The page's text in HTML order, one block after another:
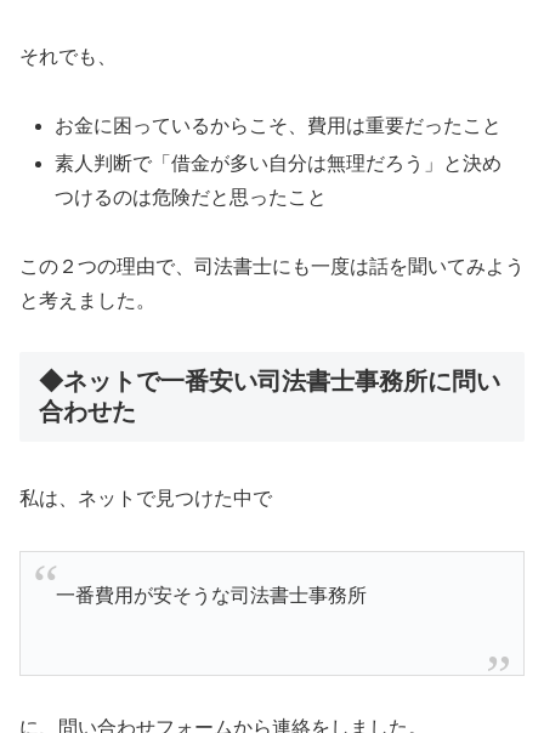
それでも、
お金に困っているからこそ、費用は重要だったこと
素人判断で「借金が多い自分は無理だろう」と決め
つけるのは危険だと思ったこと
この２つの理由で、司法書士にも一度は話を聞いてみよう
と考えました。
◆ネットで一番安い司法書士事務所に問い
合わせた
私は、ネットで見つけた中で
一番費用が安そうな司法書士事務所
に、問い合わせフォームから連絡をしました。